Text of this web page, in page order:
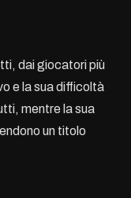
dai giocatori più
e la sua difficoltà
mentre la sua
un titolo